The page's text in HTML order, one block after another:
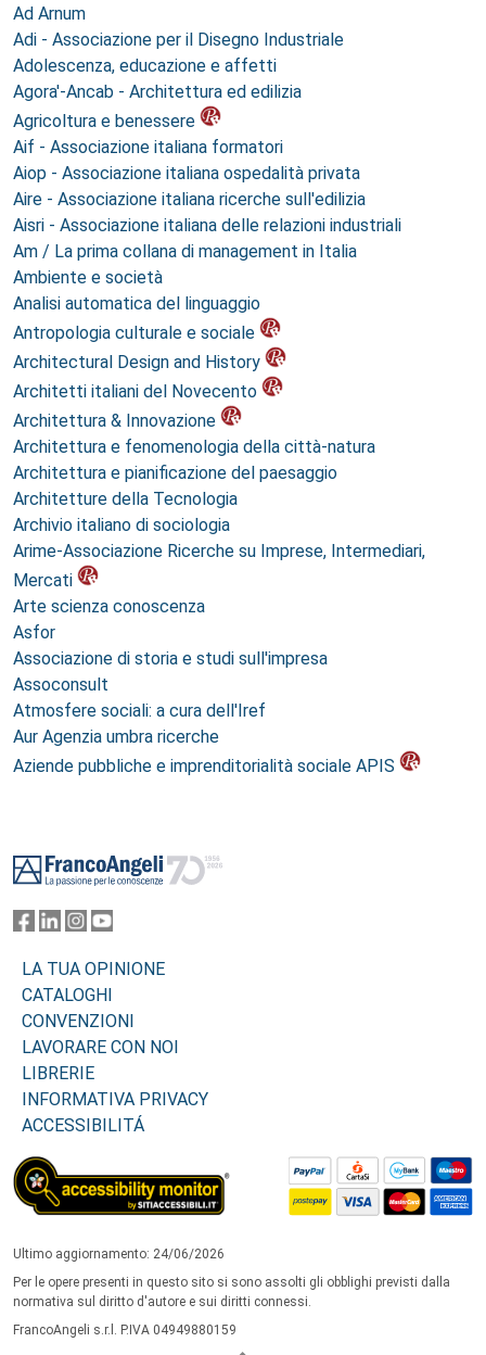
Ad Arnum
Adi - Associazione per il Disegno Industriale
Adolescenza, educazione e affetti
Agora'-Ancab - Architettura ed edilizia
Agricoltura e benessere
Aif - Associazione italiana formatori
Aiop - Associazione italiana ospedalità privata
Aire - Associazione italiana ricerche sull'edilizia
Aisri - Associazione italiana delle relazioni industriali
Am / La prima collana di management in Italia
Ambiente e società
Analisi automatica del linguaggio
Antropologia culturale e sociale
Architectural Design and History
Architetti italiani del Novecento
Architettura & Innovazione
Architettura e fenomenologia della città-natura
Architettura e pianificazione del paesaggio
Architetture della Tecnologia
Archivio italiano di sociologia
Arime-Associazione Ricerche su Imprese, Intermediari,
Mercati
Arte scienza conoscenza
Asfor
Associazione di storia e studi sull'impresa
Assoconsult
Atmosfere sociali: a cura dell'Iref
Aur Agenzia umbra ricerche
Aziende pubbliche e imprenditorialità sociale APIS
LA TUA OPINIONE
CATALOGHI
CONVENZIONI
LAVORARE CON NOI
LIBRERIE
INFORMATIVA PRIVACY
ACCESSIBILITÁ
Ultimo aggiornamento: 24/06/2026
Per le opere presenti in questo sito si sono assolti gli obblighi previsti dalla
normativa sul diritto d'autore e sui diritti connessi.
FrancoAngeli s.r.l. P.IVA 04949880159